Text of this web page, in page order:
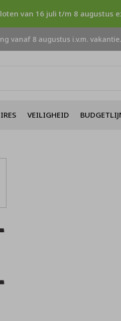
VEILIGHEID
vanaf 8 augustus i.v.m. vakantie.
van 16 juli t/m 8 augustus